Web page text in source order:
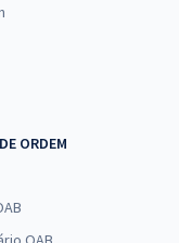
ORDEM